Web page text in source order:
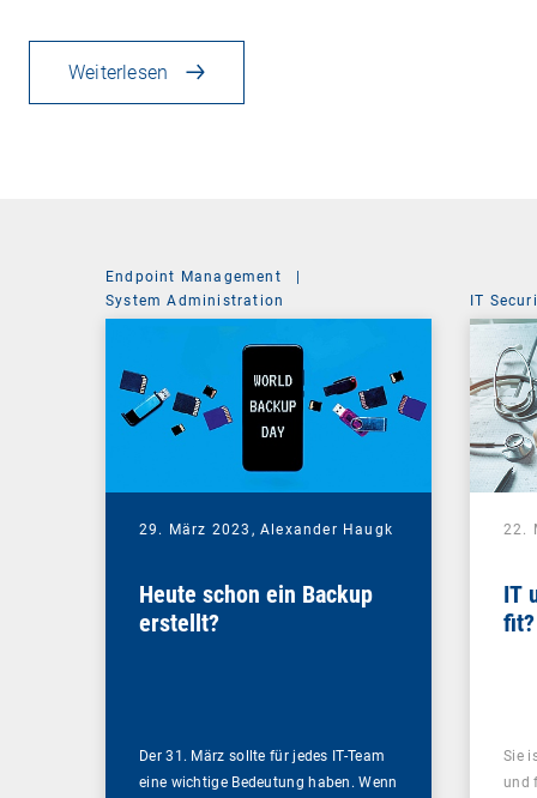
Weiterlesen
Endpoint Management
|
System Administration
29. März 2023, Alexander Haugk
Heute schon ein Backup
erstellt?
Der 31. März sollte für jedes IT-Team
eine wichtige Bedeutung haben. Wenn
IT
22.
IT
fit?
Sie
und